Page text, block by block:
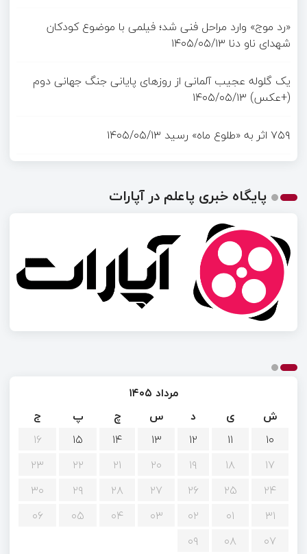
«رد موج» وارد مراحل فنی شد؛ فیلمی با موضوع کودکان
شهدای ناو دنا ۱۴۰۵/۰۵/۱۳
یک گلوله عجیب آلمانی از روزهای پایانی جنگ جهانی دوم
(+عکس) ۱۴۰۵/۰۵/۱۳
۷۵۹ اثر به «طلوع ماه» رسید
۱۴۰۵/۰۵/۱۳
پایگاه خبری پاعلم در آپارات
مرداد ۱۴۰۵
ش
ی د س چ پ
ج
۱۰
۱۱ ۱۲ ۱۳ ۱۴ ۱۵
۱۶
۱۷
۱۸ ۱۹ ۲۰ ۲۱ ۲۲
۲۳
۲۴
۲۵ ۲۶ ۲۷ ۲۸ ۲۹
۳۰
۳۱
۰۱ ۰۲ ۰۳ ۰۴ ۰۵
۰۶
۰۷
۰۸ ۰۹